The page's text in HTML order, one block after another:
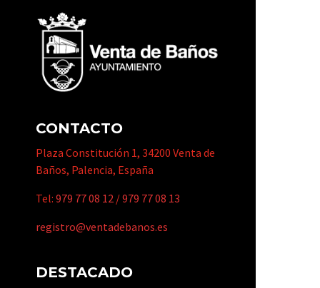
CONTACTO
Plaza Constitución 1, 34200 Venta de
Baños, Palencia, España
Tel: 979 77 08 12 /979 77 08 13
registro@ventadebanos.es
DESTACADO